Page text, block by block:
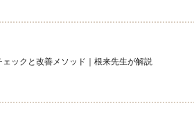
ックと改善メソッド｜根来先生が解説